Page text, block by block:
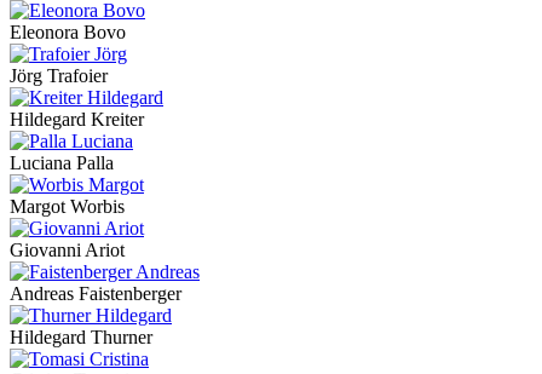
Eleonora Bovo
Jörg Trafoier
Hildegard Kreiter
Luciana Palla
Margot Worbis
Giovanni Ariot
Andreas Faistenberger
Hildegard Thurner